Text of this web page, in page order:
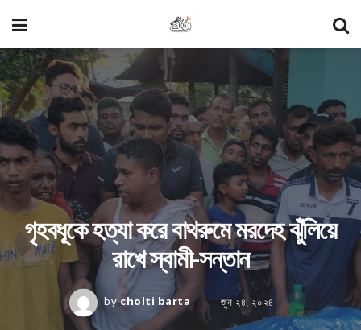
গৃহবধূকে হত্যা করে বাথরুমে মরদেহ ঝুঁলিয়ে
রাখে স্বামী-সন্তান
bycholti barta জুন ২৪, ২০২৪